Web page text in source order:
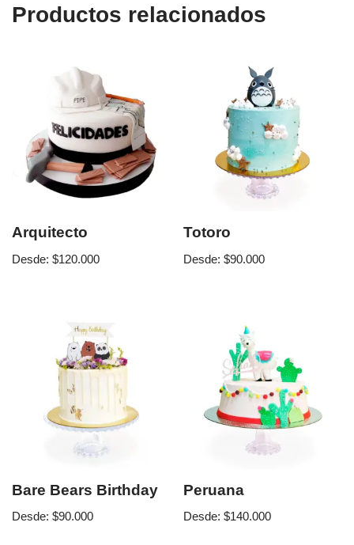
Productos relacionados
Arquitecto
Desde: $120.000
Totoro
Desde:$90.000
Bare Bears Birthday
Desde: $90.000
Peruana
Desde:$140.000